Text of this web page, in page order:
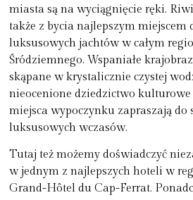
miasta są na wyciągnięcie ręki.
także z bycia najlepszym miejscem
luksusowych jachtów w całym
Śródziemnego. Wspaniałe
skąpane w krystalicznie czystej
nieocenione dziedzictwo
miejsca wypoczynku zapraszają do
luksusowych wczasów.
Tutaj też możemy doświadczyć
w jednym z najlepszych hoteli w
Grand-Hôtel du Cap-Ferrat.